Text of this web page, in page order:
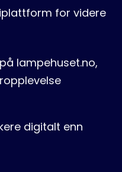
for videre
lampehuset.no,
digitalt enn